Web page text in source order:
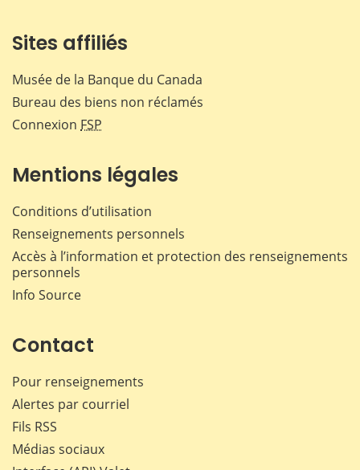
Sites affiliés
Musée de la Banque du Canada
Bureau des biens non réclamés
Connexion FSP
Mentions légales
Conditions d’utilisation
Renseignements personnels
Accès à l’information et protection des renseignements
personnels
Info Source
Contact
Pour renseignements
Alertes par courriel
Fils RSS
Médias sociaux